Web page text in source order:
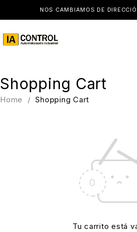
NOS CAMBIAMOS DE
Shopping Cart
Home / Shopping Cart
Tu carrito está